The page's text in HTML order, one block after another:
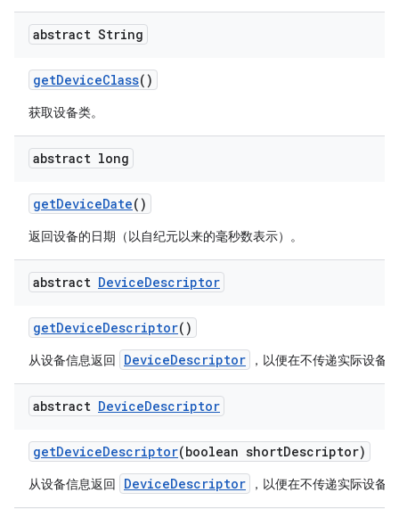
abstract String
getDeviceClass()
获取设备类。
abstract long
getDeviceDate()
返回设备的日期（以自纪元以来的毫秒数表示）。
abstract DeviceDescriptor
getDeviceDescriptor()
从设备信息返回 DeviceDescriptor ，以便在不传递实际设备
abstract DeviceDescriptor
getDeviceDescriptor(boolean shortDescriptor)
从设备信息返回 DeviceDescriptor ，以便在不传递实际设备